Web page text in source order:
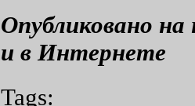
Опубликовано на
и в Интернете
Tags: